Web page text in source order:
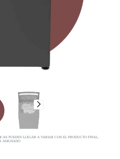
PUEDEN LLEGAR A VARIAR CON EL PRODUCTO FINAL,
ASIGNADO